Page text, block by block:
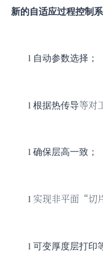
新的自适应过程控制
l 自动参数选择；
l 根据热传导等对
l 确保层高一致；
l 实现非平面 “切
l 可变厚度层打印